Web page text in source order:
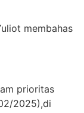
membahas
prioritas
2025),di